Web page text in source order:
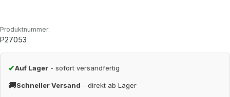
Produktnummer:
P27053
✔Auf Lager - sofort versandfertig
🚚Schneller Versand - direkt ab Lager